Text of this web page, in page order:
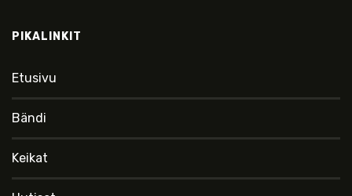
PIKALINKIT
Etusivu
Bändi
Keikat